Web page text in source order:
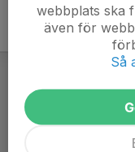
webbplats ska
även för
Så